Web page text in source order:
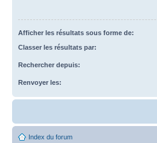
Afficher les résultats sous forme de:
Classer les résultats par:
Rechercher depuis:
Renvoyer les:
Index du forum